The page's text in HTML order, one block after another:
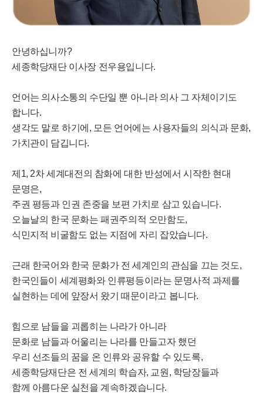
안녕하십니까?
세종학당재단 이사장 전우용입니다.
언어는 의사소통의 수단일 뿐 아니라 의사 그 자체이기도
합니다.
생각도 말로 하기에, 모든 언어에는 사용자들의 의식과 문화,
가치관이 담깁니다.
제1, 2차 세계대전의 참화에 대한 반성에서 시작한 현대
문명은,
주권 평등과 인권 존중을 보편 가치로 삼고 있습니다.
오늘날의 한국 문화는 패권주의적 오만함도,
식민지적 비굴함도 없는 지점에 자리 잡았습니다.
근래 한국어와 한국 문화가 전 세계인의 관심을 끄는 것도,
한국인들이 세계평화와 인류평등이라는 문명사적 과제를
실현하는 데에 앞장서 왔기 때문이라고 봅니다.
힘으로 남들을 괴롭히는 나라가 아니라
문화로 남들과 어울리는 나라를 만들고자 했던
우리 선조들의 꿈을 온 인류와 공유할 수 있도록,
세종학당재단은 전 세계의 학습자, 교원, 학당장들과
함께 아름다운 실천을 계속하겠습니다.